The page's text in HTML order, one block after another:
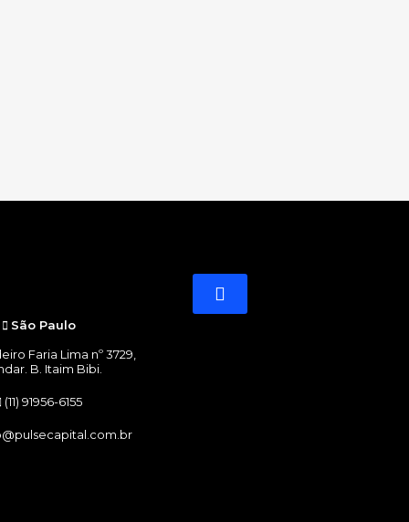
São Paulo
Faria Lima nº 3729,
B. Itaim Bibi.
(11) 91956-6155